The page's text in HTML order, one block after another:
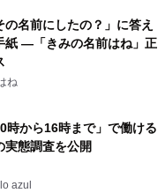
の名前にしたの？」に答え
紙 ―「きみの名前はね」正
ね
時から16時まで」で働ける
実態調査を公開
azul